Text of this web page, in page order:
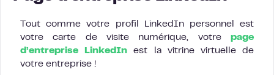
Tout comme votre profil LinkedIn personnel est
votre carte de visite numérique, votre page
d’entreprise LinkedIn est la vitrine virtuelle de
votre entreprise !